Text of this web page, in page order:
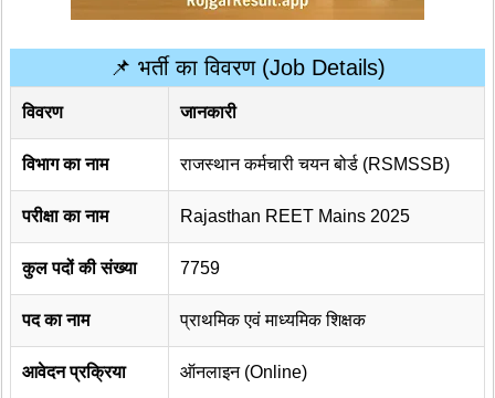
📌 भर्ती का विवरण (Job Details)
विवरण जानकारी
विभाग का नाम राजस्थान कर्मचारी चयन बोर्ड (RSMSSB)
परीक्षा का नाम Rajasthan REET Mains 2025
कुल पदों की संख्या 7759
पद का नाम प्राथमिक एवं माध्यमिक शिक्षक
आवेदन प्रक्रिया ऑनलाइन (Online)